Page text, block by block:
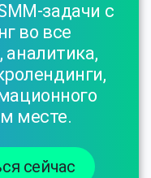
задачи с
во все
месте.
сейчас